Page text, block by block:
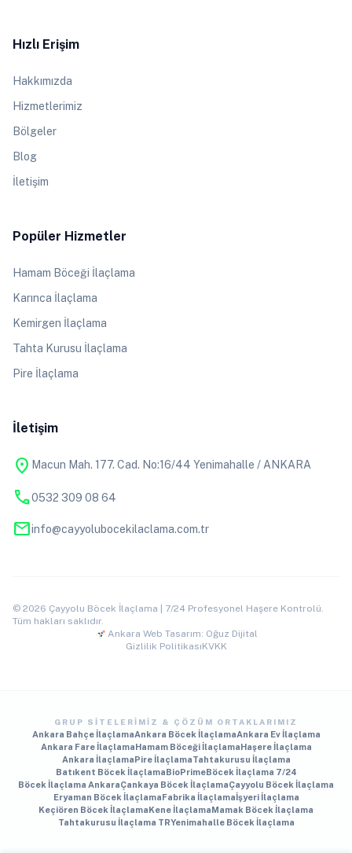
Hızlı Erişim
Hakkımızda
Hizmetlerimiz
Bölgeler
Blog
İletişim
Popüler Hizmetler
Hamam Böceği İlaçlama
Karınca İlaçlama
Kemirgen İlaçlama
Tahta Kurusu İlaçlama
Pire İlaçlama
İletişim
location_on Macun Mah. 177. Cad. No:16/44 Yenimahalle / ANKARA
phone0532 309 08 64
mailinfo@cayyolubocekilaclama.com.tr
© 2026 Çayyolu Böcek İlaçlama | 7/24 Profesyonel Haşere Kontrolü.
Tüm hakları saklıdır.
Ankara Web Tasarım: Oğuz Dijital
Gizlilik PolitikasıKVKK
GRUP SITELERIMIZ & ÇÖZÜM ORTAKLARIMIZ
Ankara Bahçe İlaçlamaAnkara Böcek İlaçlamaAnkara Ev İlaçlama
Ankara Fare İlaçlama Hamam Böceği İlaçlama Haşere İlaçlama
Ankara İlaçlama Pire İlaçlamaTahtakurusu İlaçlama
Batıkent Böcek İlaçlama BioPrimeBöcek İlaçlama 7/24
Böcek İlaçlama AnkaraÇankaya Böcek İlaçlamaÇayyolu Böcek İlaçlama
Eryaman Böcek İlaçlama Fabrika İlaçlama İşyeri İlaçlama
Keçiören Böcek İlaçlama Kene İlaçlama Mamak Böcek İlaçlama
Tahtakurusu İlaçlama TRYenimahalle Böcek İlaçlama